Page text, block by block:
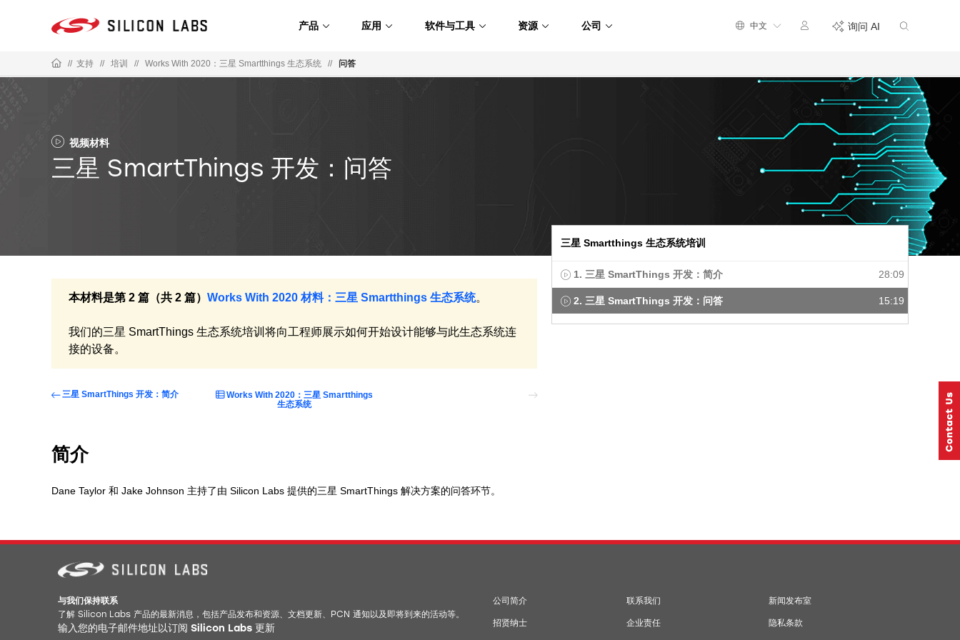
产品 应用 软件与工具 资源 公司 中文 询问 AI
// 支持 // 培训 // Works With 2020：三星 Smartthings 生态系统 // 问答
视频材料
三星 SmartThings 开发：问答
三星 Smartthings 生态系统培训
1. 三星 SmartThings 开发：简介 28:09
2. 三星 SmartThings 开发：问答 15:19
本材料是第 2 篇（共 2 篇） Works With 2020 材料：三星 Smartthings 生态系统。
我们的三星 SmartThings 生态系统培训将向工程师展示如何开始设计能够与此生态系统连
接的设备。
三星 SmartThings 开发：简介
Works With 2020：三星 Smartthings
生态系统
简介
Dane Taylor 和 Jake Johnson 主持了由 Silicon Labs 提供的三星 SmartThings 解决方案的问答环节。
与我们保持联系
了解 Silicon Labs 产品的最新消息，包括产品发布和资源、文档更新、PCN 通知以及即将到来的活动等。
输入您的电子邮件地址以订阅 Silicon Labs 更新
公司简介
招贤纳士
联系我们
企业责任
新闻发布室
隐私条款